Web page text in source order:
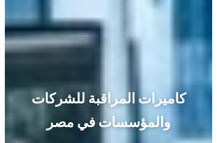
كاميرات المراقبة للشركات
والمؤسسات في مصر